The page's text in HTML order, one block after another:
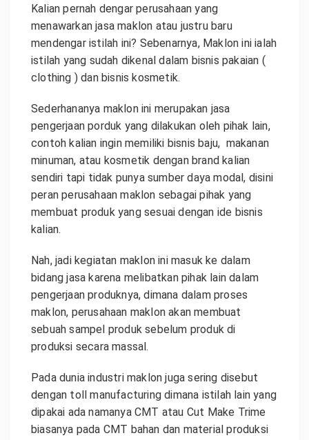
Kalian pernah dengar perusahaan yang
menawarkan jasa maklon atau justru baru
mendengar istilah ini? Sebenarnya, Maklon ini ialah
istilah yang sudah dikenal dalam bisnis pakaian (
clothing ) dan bisnis kosmetik.
Sederhananya maklon ini merupakan jasa
pengerjaan porduk yang dilakukan oleh pihak lain,
contoh kalian ingin memiliki bisnis baju, makanan
minuman, atau kosmetik dengan brand kalian
sendiri tapi tidak punya sumber daya modal, disini
peran perusahaan maklon sebagai pihak yang
membuat produk yang sesuai dengan ide bisnis
kalian.
Nah, jadi kegiatan maklon ini masuk ke dalam
bidang jasa karena melibatkan pihak lain dalam
pengerjaan produknya, dimana dalam proses
maklon, perusahaan maklon akan membuat
sebuah sampel produk sebelum produk di
produksi secara massal.
Pada dunia industri maklon juga sering disebut
dengan toll manufacturing dimana istilah lain yang
dipakai ada namanya CMT atau Cut Make Trime
biasanya pada CMT bahan dan material produksi